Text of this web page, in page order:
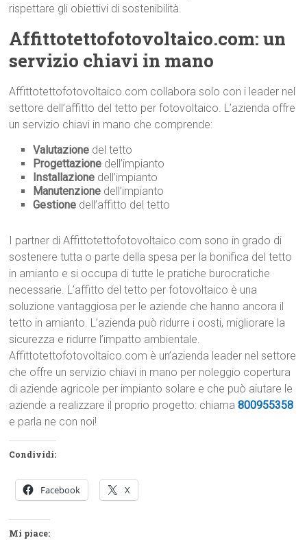
rispettare gli obiettivi di sostenibilità.
Affittotettofotovoltaico.com: un
servizio chiavi in mano
Affittotettofotovoltaico.com collabora solo con i leader nel
settore dell’affitto del tetto per fotovoltaico. L’azienda offre
un servizio chiavi in mano che comprende:
Valutazione del tetto
Progettazione dell’impianto
Installazione dell’impianto
Manutenzione dell’impianto
Gestione dell’affitto del tetto
I partner di Affittotettofotovoltaico.com sono in grado di
sostenere tutta o parte della spesa per la bonifica del tetto
in amianto e si occupa di tutte le pratiche burocratiche
necessarie. L’affitto del tetto per fotovoltaico è una
soluzione vantaggiosa per le aziende che hanno ancora il
tetto in amianto. L’azienda può ridurre i costi, migliorare la
sicurezza e ridurre l’impatto ambientale.
Affittotettofotovoltaico.com è un’azienda leader nel settore
che offre un servizio chiavi in mano per noleggio copertura
di aziende agricole per impianto solare e che può aiutare le
aziende a realizzare il proprio progetto: chiama800955358
e parla ne con noi!
Condividi:
Facebook X
Mi piace: